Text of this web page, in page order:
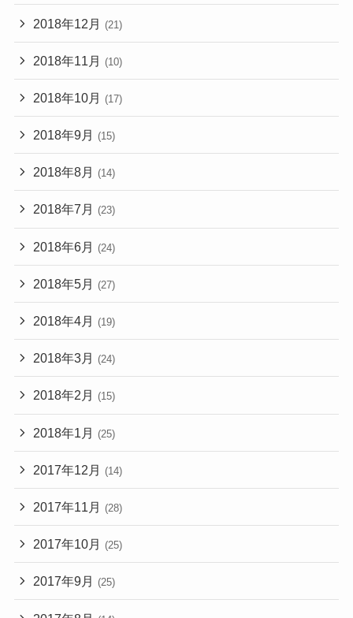
2018年12月 (21)
2018年11月 (10)
2018年10月 (17)
2018年9月 (15)
2018年8月 (14)
2018年7月 (23)
2018年6月 (24)
2018年5月 (27)
2018年4月 (19)
2018年3月 (24)
2018年2月 (15)
2018年1月 (25)
2017年12月 (14)
2017年11月 (28)
2017年10月 (25)
2017年9月 (25)